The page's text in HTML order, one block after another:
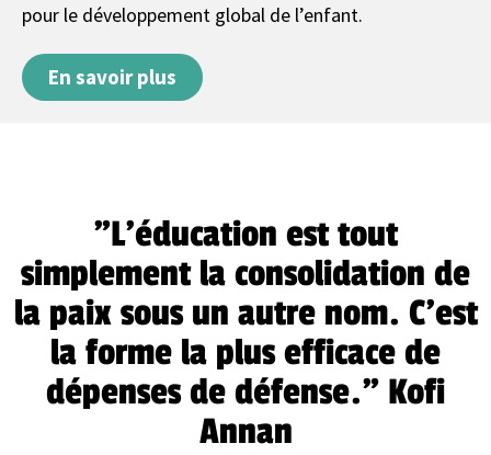
pour le développement global de l’enfant.
En savoir plus
"L'éducation est tout
simplement la consolidation de
la paix sous un autre nom. C'est
la forme la plus efficace de
dépenses de défense." Kofi
Annan